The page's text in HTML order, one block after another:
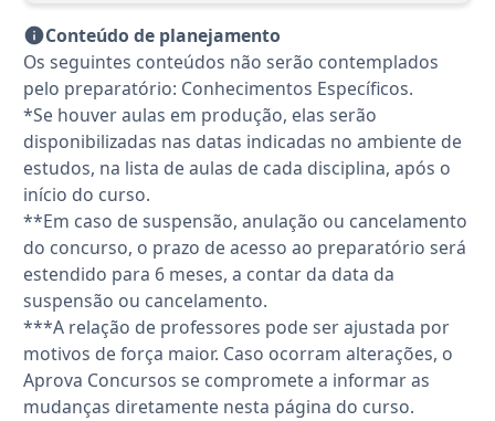
Conteúdo de planejamento
Os seguintes conteúdos não serão contemplados
pelo preparatório: Conhecimentos Específicos.
*Se houver aulas em produção, elas serão
disponibilizadas nas datas indicadas no ambiente de
estudos, na lista de aulas de cada disciplina, após o
início do curso.
**Em caso de suspensão, anulação ou cancelamento
do concurso, o prazo de acesso ao preparatório será
estendido para 6 meses, a contar da data da
suspensão ou cancelamento.
***A relação de professores pode ser ajustada por
motivos de força maior. Caso ocorram alterações, o
Aprova Concursos se compromete a informar as
mudanças diretamente nesta página do curso.